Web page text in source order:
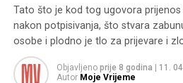
Tato što je kod tog ugovora
nakon potpisivanja, što stvara
osobe i plodno je tlo za prijevare i
Objavljeno prije 8 godina
11.
Autor Moje Vrijeme